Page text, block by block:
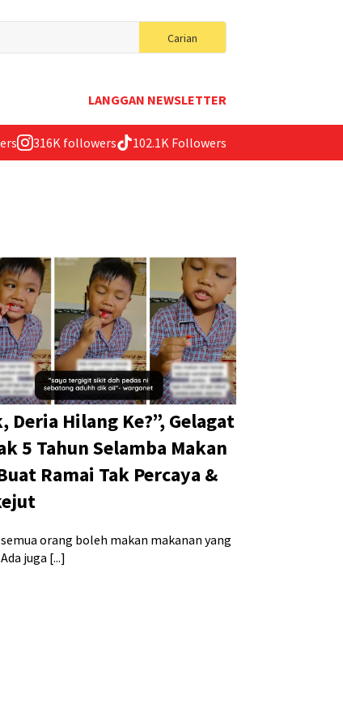
Carian
for:
LANGGAN NEWSLETTER
316K followers 102.1K Followers
Deria Hilang Ke?”, Gelagat
5 Tahun Selamba Makan
Ramai Tak Percaya &
orang boleh makan makanan yang
juga [...]